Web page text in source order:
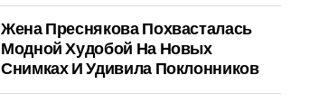
Жена Преснякова Похвасталась
Модной Худобой На Новых
Снимках И Удивила Поклонников